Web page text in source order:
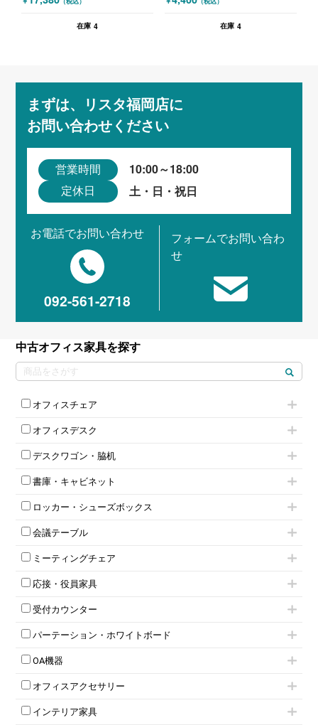
在庫 4 在庫 4
まずは、リスタ福岡店に
お問い合わせください
営業時間 10:00～18:00
定休日 土・日・祝日
お電話でお問い合わせ
092-561-2718
フォームでお問い合わ
せ
中古オフィス家具を探す
オフィスチェア
肘無しチェア
役員チェア
高級チェア（多機能チェア）
オフィスチェアその他
オフィスデスク
フリーアドレスデスク（ベンチデスク）
昇降デスク
オフィスデスクその他
両袖机
デスクワゴン・脇机
インワゴン2段
インワゴン3段
脇机
ワゴンその他
書庫・キャビネット
ハイキャビネット
ローキャビネット
両開きキャビネット
スチールキャビネット
上下連結キャビネット
軽量ラック（スチールラック）
収納家具その他
両開書庫
ラテラル書庫
ロッカー・シューズボックス
1人用ロッカー
2人用ロッカー
3人用ロッカー
4人用ロッカー
5人用ロッカー
8人用ロッカー
多人数ロッカー
ダイヤル錠ロッカー
ダイヤル錠ロッカー
ワードローブ・クローゼット
会議テーブル
スタッキングテーブル
ネスティングテーブル
幕板付テーブル
カウンターテーブル
T字脚テーブル
会議テーブルW1200～
会議テーブルW1800～
平行スタックテーブル
ミーティングチェア
キャスター付きミーティングチェア
スタッキングミーティングチェア
テーブル付きミーティングチェア
ネスティングミーティングチェア
折りたたみミーティングチェア
ハイチェア
ミーティングチェアその他
応接・役員家具
応接セット
応接ソファ
応接チェア
応接テーブル
応接・役員家具その他
受付カウンター
ローカウンター
ラウンジカウンター
受付カウンターその他
パーテーション・ホワイトボード
パーテーション
自立タイプパーテーション
パーテーションその他
脚付ホワイトボード
壁掛けホワイトボード
OA機器
電話機（ビジネスフォン）
シュレッダー
プロジェクター
オフィスアクセサリー
チェア用台車
演台・講演台・演説台
インテリア家具